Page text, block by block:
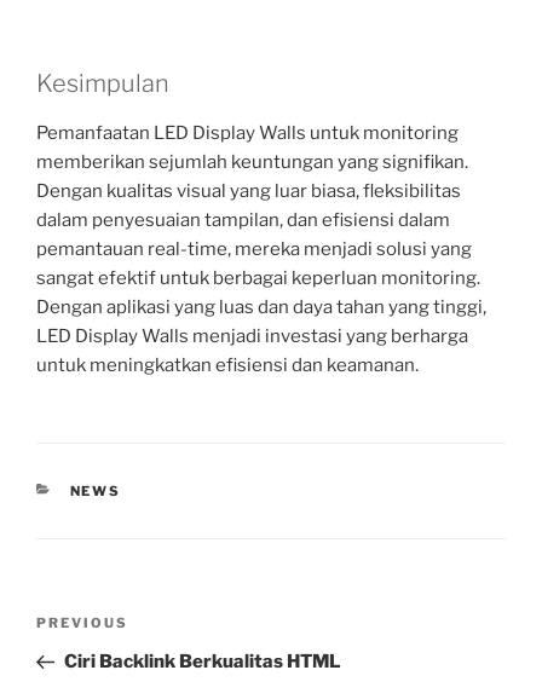
Kesimpulan
Pemanfaatan LED Display Walls untuk monitoring
memberikan sejumlah keuntungan yang signifikan.
Dengan kualitas visual yang luar biasa, fleksibilitas
dalam penyesuaian tampilan, dan efisiensi dalam
pemantauan real-time, mereka menjadi solusi yang
sangat efektif untuk berbagai keperluan monitoring.
Dengan aplikasi yang luas dan daya tahan yang tinggi,
LED Display Walls menjadi investasi yang berharga
untuk meningkatkan efisiensi dan keamanan.
CATEGORIES
NEWS
Previous
Post
PREVIOUS
Ciri Backlink Berkualitas HTML